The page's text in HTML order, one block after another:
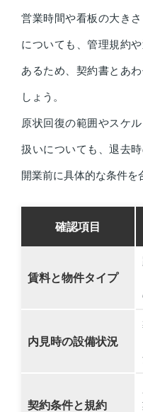
営業時間や看板の大き
についても、管理規約
あるため、契約書とあ
しょう。
原状回復の範囲やスケ
扱いについても、退去
開業前に具体的な条件を
確認項目
賃料と物件タイプ
内見時の設備状況
契約条件と規約